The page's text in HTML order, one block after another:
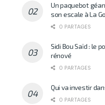
Un paquebot
son escale à La
0 PARTAGES
Sidi Bou Saïd : le
rénové
0 PARTAGES
Qui va investir
0 PARTAGES